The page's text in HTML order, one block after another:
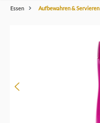
Essen Aufbewahren & Servieren